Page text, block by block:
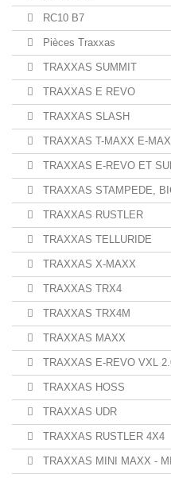
RC10 B7
Pièces Traxxas
TRAXXAS SUMMIT
TRAXXAS E REVO
TRAXXAS SLASH
TRAXXAS T-MAXX E-
TRAXXAS E-REVO ET
TRAXXAS STAMPEDE,
TRAXXAS RUSTLER
TRAXXAS TELLURIDE
TRAXXAS X-MAXX
TRAXXAS TRX4
TRAXXAS TRX4M
TRAXXAS MAXX
TRAXXAS E-REVO VXL
TRAXXAS HOSS
TRAXXAS UDR
TRAXXAS RUSTLER 4X4
TRAXXAS MINI MAXX -